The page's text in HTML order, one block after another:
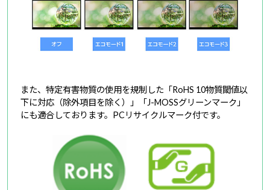
また、特定有害物質の使用を規制した「RoHS 10物質閾値以
下に対応（除外項目を除く）」「J-MOSSグリーンマーク」
にも適合しております。PCリサイクルマーク付です。